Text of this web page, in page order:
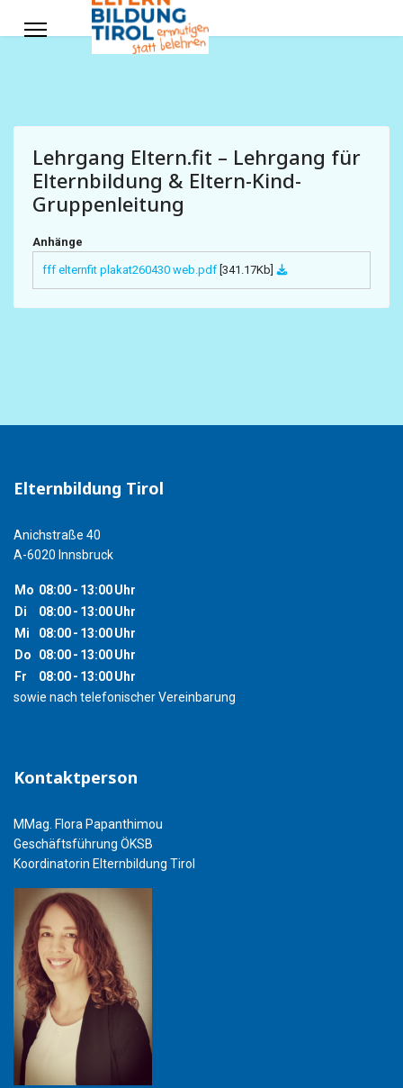
Lehrgang Eltern.fit – Lehrgang für
Elternbildung & Eltern-Kind-
Gruppenleitung
Anhänge
fff elternfit plakat260430 web.pdf [341.17Kb]
Elternbildung Tirol
Anichstraße 40
A-6020 Innsbruck
Mo 08:00- 13:00Uhr
Di
08:00- 13:00Uhr
Mi
08:00- 13:00Uhr
Do
08:00- 13:00Uhr
Fr
08:00- 13:00Uhr
sowie nach telefonischer Vereinbarung
Kontaktperson
MMag. Flora Papanthimou
Geschäftsführung ÖKSB
Koordinatorin Elternbildung Tirol